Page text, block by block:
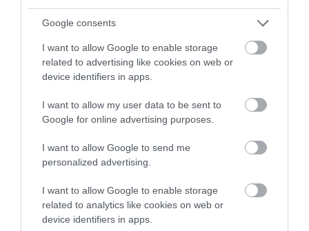
Google consents
I want to allow Google to enable storage
related to advertising like cookies on web or
device identifiers in apps.
I want to allow my user data to be sent to
Google for online advertising purposes.
I want to allow Google to send me
personalized advertising.
I want to allow Google to enable storage
related to analytics like cookies on web or
device identifiers in apps.
2026-08-04
KIRÁNDULÁS A
PANNONHALMI
GYÓGYNÖVÉNYKERTBE ÉS
KIRÁNDULÁS A
PANNONHALMI FŐAPÁTSÁG